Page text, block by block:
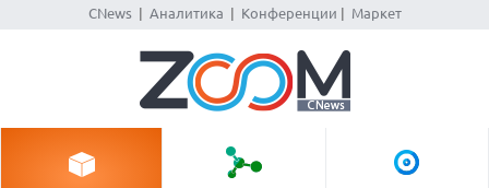
CNews| Аналитика Конференции Маркет